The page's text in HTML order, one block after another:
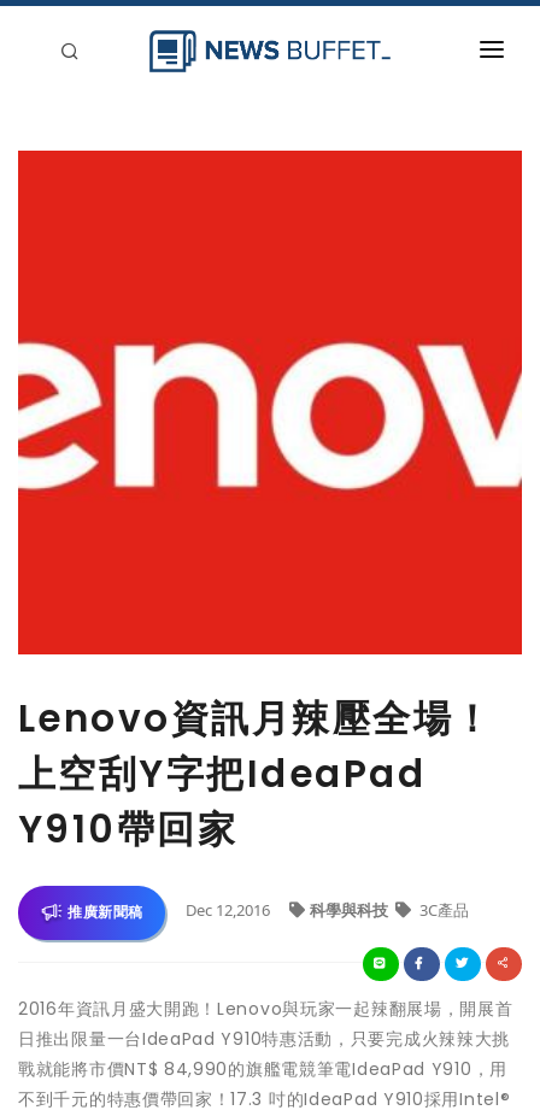
Lenovo資訊月辣壓全場！
上空刮Y字把IdeaPad
Y910帶回家
推廣新聞稿 Dec 12,2016 科學與科技 3C產品
2016年資訊月盛大開跑！Lenovo與玩家一起辣翻展場，開展首
日推出限量一台IdeaPad Y910特惠活動，只要完成火辣辣大挑
戰就能將市價NT$ 84,990的旗艦電競筆電IdeaPad Y910，用
不到千元的特惠價帶回家！17.3 吋的IdeaPad Y910採用Intel®